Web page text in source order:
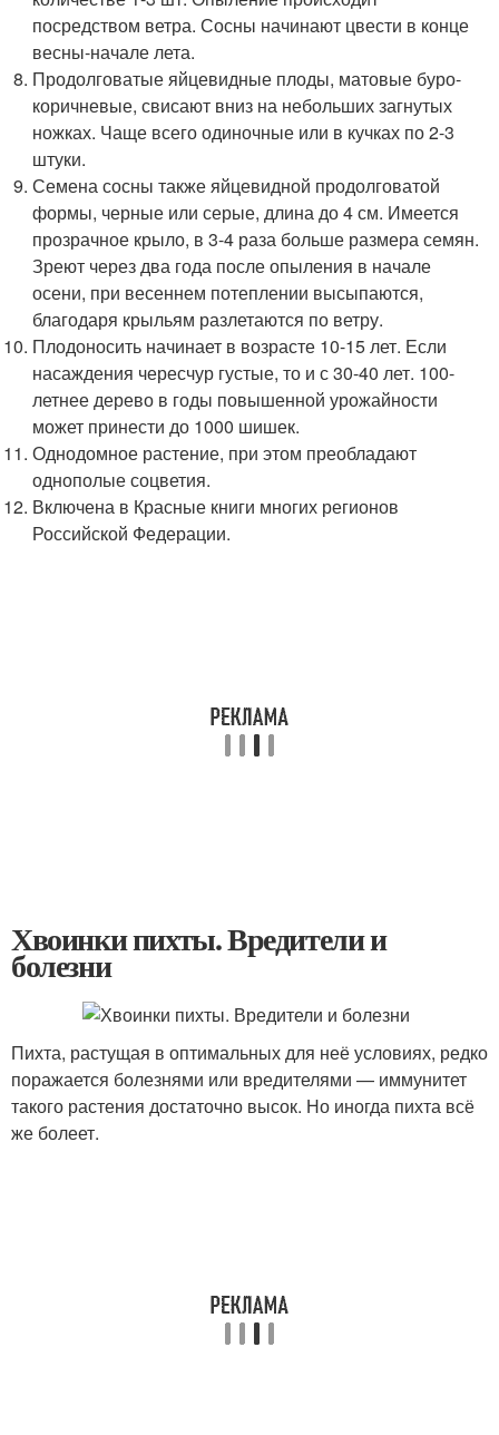
посредством ветра. Сосны начинают цвести в конце
весны-начале лета.
Продолговатые яйцевидные плоды, матовые буро-
коричневые, свисают вниз на небольших загнутых
ножках. Чаще всего одиночные или в кучках по 2-3
штуки.
Семена сосны также яйцевидной продолговатой
формы, черные или серые, длина до 4 см. Имеется
прозрачное крыло, в 3-4 раза больше размера семян.
Зреют через два года после опыления в начале
осени, при весеннем потеплении высыпаются,
благодаря крыльям разлетаются по ветру.
Плодоносить начинает в возрасте 10-15 лет. Если
насаждения чересчур густые, то и с 30-40 лет. 100-
летнее дерево в годы повышенной урожайности
может принести до 1000 шишек.
Однодомное растение, при этом преобладают
однополые соцветия.
Включена в Красные книги многих регионов
Российской Федерации.
Хвоинки пихты. Вредители и
болезни
Пихта, растущая в оптимальных для неё условиях, редко
поражается болезнями или вредителями — иммунитет
такого растения достаточно высок. Но иногда пихта всё
же болеет.